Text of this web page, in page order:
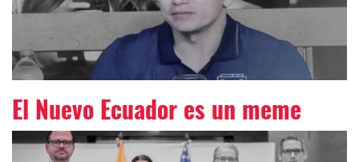
El Nuevo Ecuador es un meme